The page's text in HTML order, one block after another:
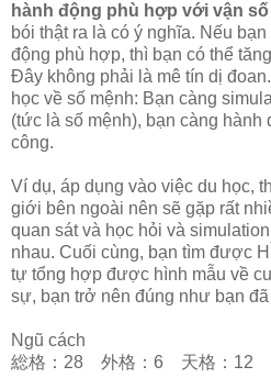
hành động phù hợp với vận số
bói thật ra là có ý nghĩa. Nếu
động phù hợp, thì bạn có thể
Đây không phải là mê tín dị
học về số mệnh: Bạn càng
(tức là số mệnh), bạn càng hành
công.
Ví dụ, áp dụng vào việc du học,
giới bên ngoài nên sẽ gặp rất
quan sát và học hỏi và
nhau. Cuối cùng, bạn tìm được
tự tổng hợp được hình mẫu về
sự, bạn trở nên đúng như bạn
Ngũ cách
総格：28 外格：6 天格：12